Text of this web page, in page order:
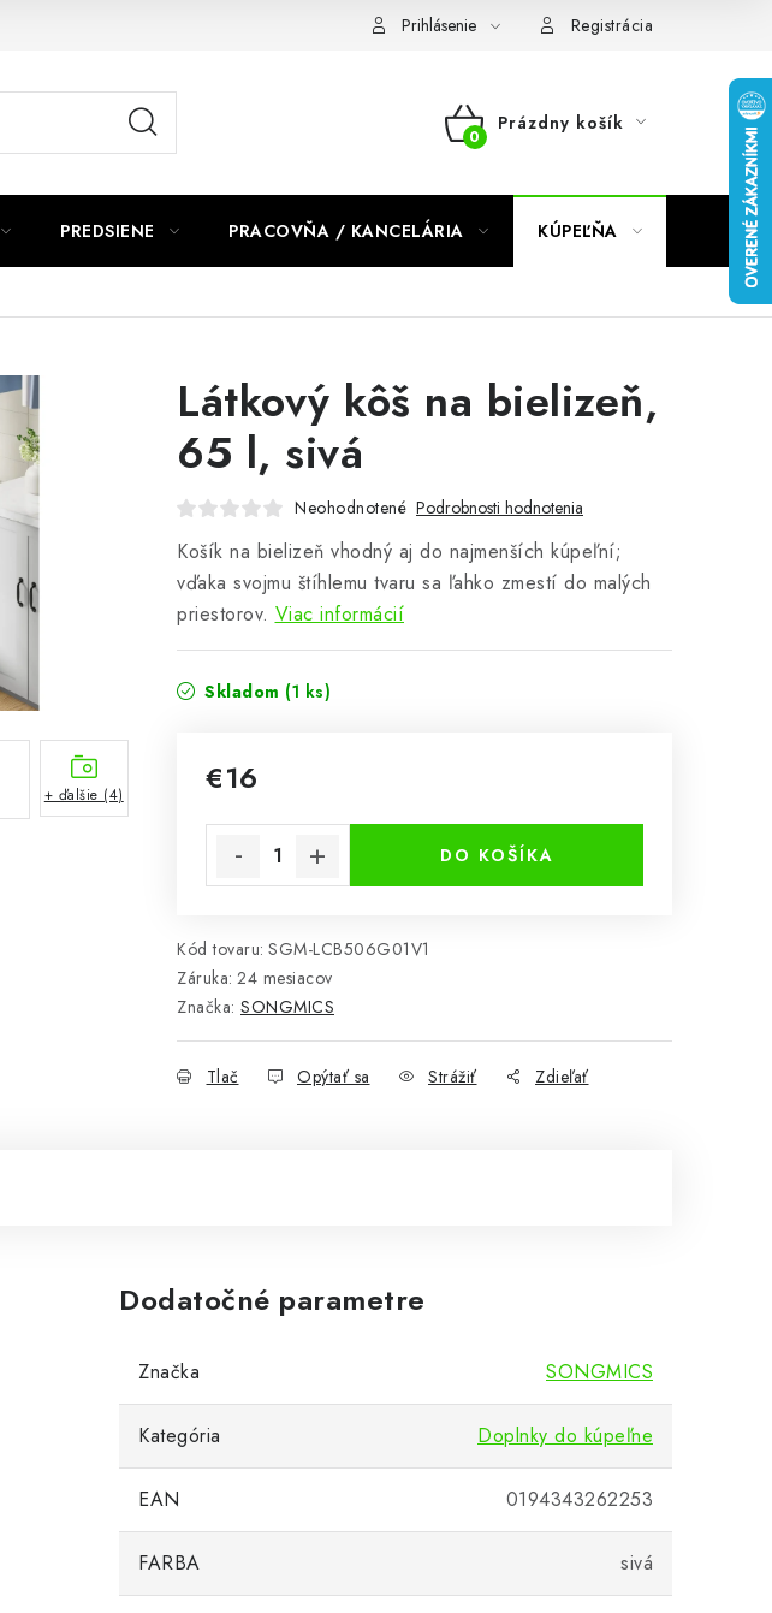
zmluvy Prihlásenie Registrácia
NÁKUPNÝ
Prázdny košík
PREDSIENE PRACOVŇA / KANCELÁRIA KÚPEĽŇA
Látkový kôš na bielizeň,
65 l, sivá
Neohodnotené Podrobnosti hodnotenia
Košík na bielizeň vhodný aj do najmenších kúpeľní;
vďaka svojmu štíhlemu tvaru sa ľahko zmestí do malých
priestorov. Viac informácií
Skladom (1 ks)
€16
DO KOŠÍKA
Kód tovaru: SGM-LCB506G01V1
Záruka: 24 mesiacov
Značka: SONGMICS
Tlač Opýtať sa Strážiť Zdieľať
+ ďalšie (4)
Dodatočné parametre
Značka SONGMICS
Kategória Doplnky do kúpeľne
EAN 0194343262253
FARBA sivá